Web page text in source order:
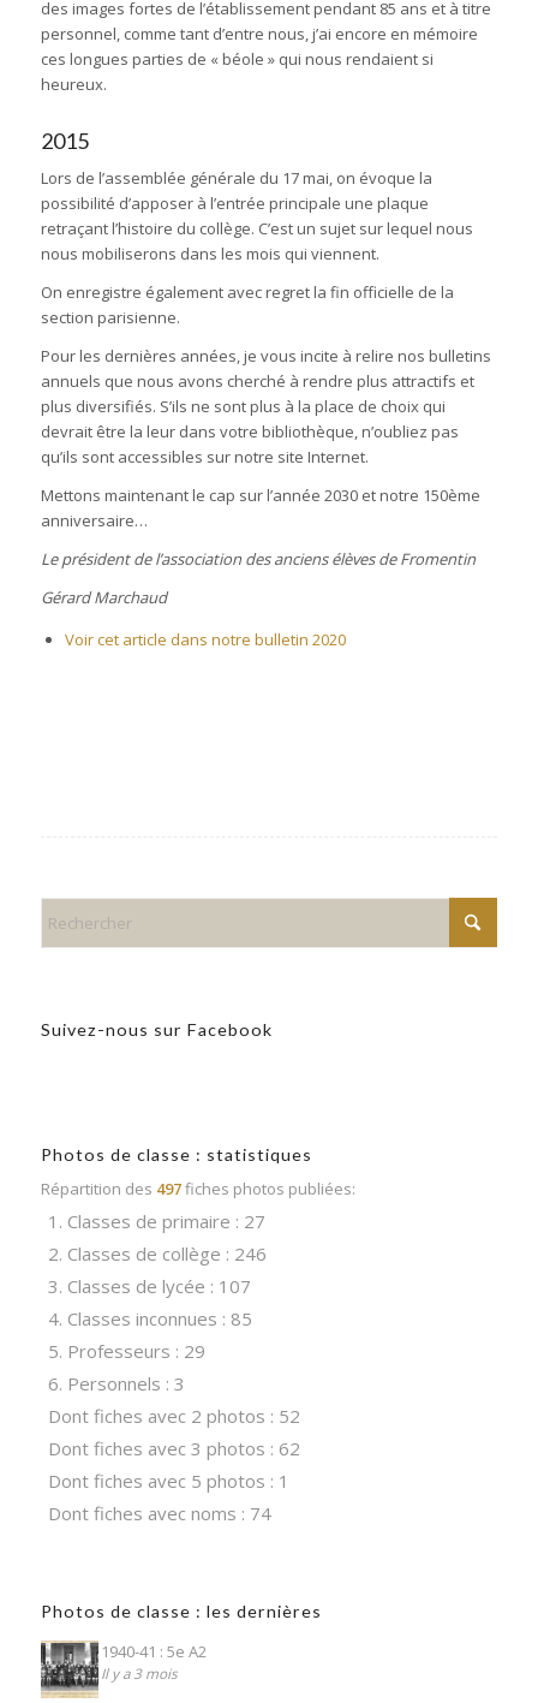
des images fortes de l’établissement pendant 85 ans et à titre
personnel, comme tant d’entre nous, j’ai encore en mémoire
ces longues parties de « béole » qui nous rendaient si
heureux.
2015
Lors de l’assemblée générale du 17 mai, on évoque la
possibilité d’apposer à l’entrée principale une plaque
retraçant l’histoire du collège. C’est un sujet sur lequel nous
nous mobiliserons dans les mois qui viennent.
On enregistre également avec regret la fin officielle de la
section parisienne.
Pour les dernières années, je vous incite à relire nos bulletins
annuels que nous avons cherché à rendre plus attractifs et
plus diversifiés. S’ils ne sont plus à la place de choix qui
devrait être la leur dans votre bibliothèque, n’oubliez pas
qu’ils sont accessibles sur notre site Internet.
Mettons maintenant le cap sur l’année 2030 et notre 150ème
anniversaire…
Le président de l’association des anciens élèves de Fromentin
Gérard Marchaud
Voir cet article dans notre bulletin 2020
Suivez-nous sur Facebook
Photos de classe : statistiques
Répartition des 497fiches photos publiées:
1. Classes de primaire : 27
2. Classes de collège : 246
3. Classes de lycée : 107
4. Classes inconnues : 85
5. Professeurs : 29
6. Personnels : 3
Dont fiches avec 2 photos : 52
Dont fiches avec 3 photos : 62
Dont fiches avec 5 photos : 1
Dont fiches avec noms : 74
Photos de classe : les dernières
1940-41 : 5e A2
Il y a 3 mois